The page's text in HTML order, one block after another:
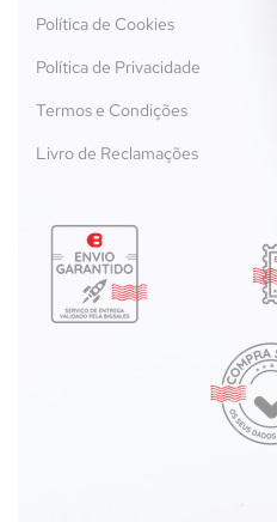
Política de Cookies
Política de Privacidade
Termos e Condições
Livro de Reclamações